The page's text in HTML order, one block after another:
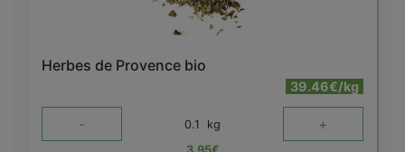
Herbes de Provence bio
39.46€/kg
- 0.1 kg +